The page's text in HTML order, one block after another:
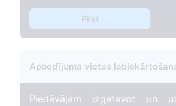
Pirkt
Apbedījuma vietas
Piedāvājam izgatavot un